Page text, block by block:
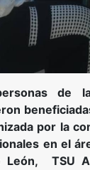
de
por la
en el
León, TSU